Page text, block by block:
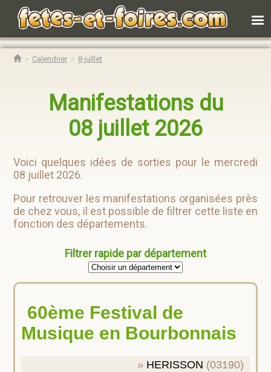
Calendrier 8 juillet
Manifestations du
08 juillet 2026
Voici quelques idées de sorties pour le mercredi
08 juillet 2026.
Pour retrouver les manifestations organisées près
de chez vous, il est possible de filtrer cette liste en
fonction des départements.
Filtrer rapide par département
60ème Festival de
Musique en Bourbonnais
HERISSON (03190)